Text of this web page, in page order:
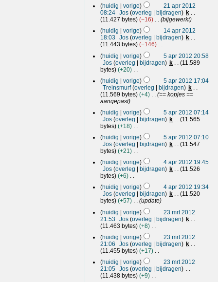
a
t
t
n
g
g
s
s
a
m
e
n
v
a
t
i
g
r
k
i
g
s
s
a
m
e
n
v
a
t
t
n
g
b
e
w
e
r
k
i
g
s
s
a
m
e
n
v
a
t
n
g
1
e
e
n
b
e
w
e
r
k
i
g
s
a
m
e
n
a
t
n
g
1
huidig vorige
21 apr 2012
08:24 Jos overleg bijdragen
k
11.427 bytes
−16 bijgewerkt
1
huidig vorige
14 apr 2012
18:03
Jos overleg bijdragen
k
11.443 bytes
−146
e
e
n
b
e
w
e
r
k
n
s
s
a
m
e
n
a
t
n
g
a
2
huidig vorige
5 apr 2012 20:58
Jos overleg bijdragen k
11.589
bytes
+20
e
n
b
e
w
e
r
k
n
s
s
a
m
e
n
a
t
t
n
g
huidig vorige
5 apr 2012 17:04
Treinsmurf overleg bijdragen
k
11.569 bytes
+4
== kopjes ==
aangepast
huidig
vorige
5 apr 2012 07:14
Jos overleg bijdragen k
11.565
bytes
+18
e
e
n
b
e
w
e
r
k
i
g
s
s
a
m
e
n
v
a
t
huidig vorige
5 apr 2012 07:10
Jos overleg bijdragen k
11.547
bytes
+21
e
e
n
b
e
w
r
k
i
g
s
s
a
m
e
n
2
2
huidig vorige
4 apr 2012 19:45
Jos overleg bijdragen k
11.526
bytes
+6
e
e
n
b
e
w
e
r
k
i
g
s
s
huidig vorige
4 apr 2012 19:34
Jos overleg bijdragen k
11.520
bytes
+57 update
1
huidig vorige
23 mrt 2012
21:53
Jos overleg bijdragen
k
11.463 bytes
+8
e
e
n
b
e
w
e
huidig vorige
23 mrt 2012
21:06
Jos overleg bijdragen
k
11.455 bytes
+17
e
e
n
huidig vorige
23 mrt 2012
21:05 Jos overleg
bijdragen
11.438 bytes
+9